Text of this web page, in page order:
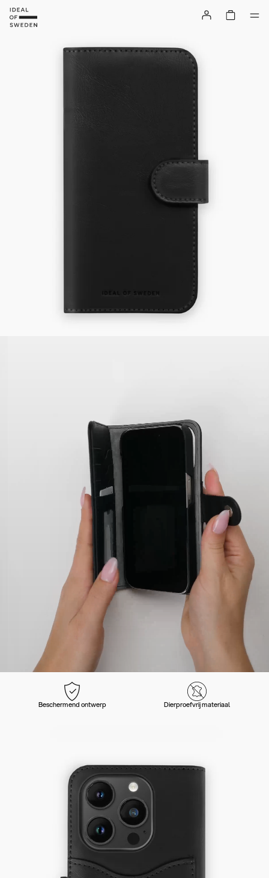
Beschermend ontwerp Dierproefvrij materiaal